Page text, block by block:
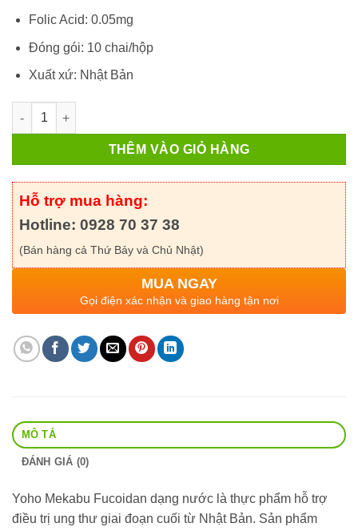
Folic Acid: 0.05mg
Đóng gói: 10 chai/hộp
Xuất xứ: Nhật Bản
Yoho Mekabu Fucoidan Dạng Nước 10 chai số lượng
THÊM VÀO GIỎ HÀNG
Hỗ trợ mua hàng:
Hotline: 0928 70 37 38
(Bán hàng cả Thứ Bảy và Chủ Nhật)
MUA NGAY
Gọi điện xác nhận và giao hàng tận nơi
MÔ TẢ
ĐÁNH GIÁ (0)
Yoho Mekabu Fucoidan dạng nước là thực phẩm hỗ trợ
điều trị ung thư giai đoạn cuối từ Nhật Bản. Sản phẩm